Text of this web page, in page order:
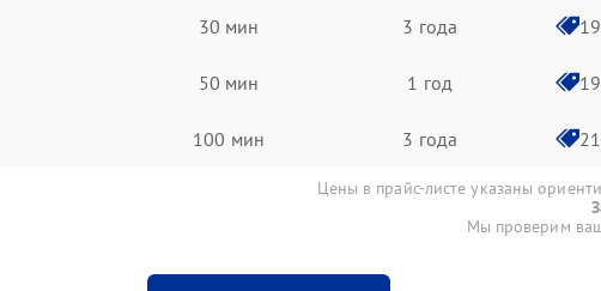
30 мин 3 года
50 мин 1 год
100 мин 3 года
Цены в прайс-листе указаны
Мы проверим